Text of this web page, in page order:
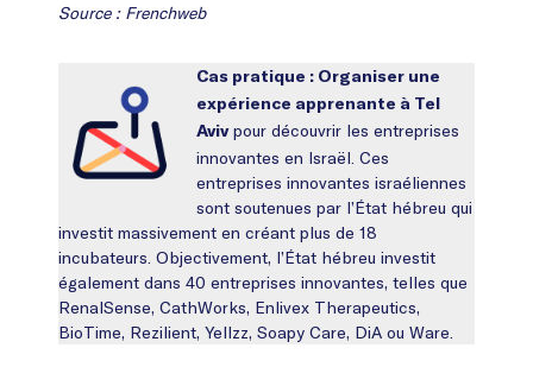
Source : Frenchweb
Cas pratique : Organiser une
expérience apprenante à Tel
Avivpour découvrir les entreprises
innovantes en Israël. Ces
entreprises innovantes israéliennes
sont soutenues par l’État hébreu qui
investit massivement en créant plus de 18
incubateurs. Objectivement, l’État hébreu investit
également dans 40 entreprises innovantes, telles que
RenalSense, CathWorks, Enlivex Therapeutics,
BioTime, Rezilient, Yellzz, Soapy Care, DiA ou Ware.